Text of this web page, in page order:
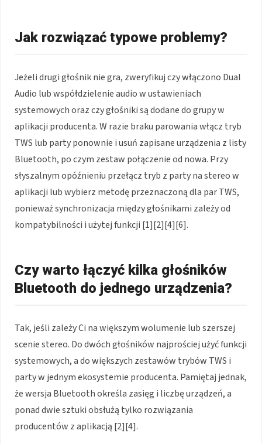
Jak rozwiązać typowe problemy?
Jeżeli drugi głośnik nie gra, zweryfikuj czy włączono Dual
Audio lub współdzielenie audio w ustawieniach
systemowych oraz czy głośniki są dodane do grupy w
aplikacji producenta. W razie braku parowania włącz tryb
TWS lub party ponownie i usuń zapisane urządzenia z listy
Bluetooth, po czym zestaw połączenie od nowa. Przy
słyszalnym opóźnieniu przełącz tryb z party na stereo w
aplikacji lub wybierz metodę przeznaczoną dla par TWS,
ponieważ synchronizacja między głośnikami zależy od
kompatybilności i użytej funkcji [1][2][4][6].
Czy warto łączyć kilka głośników
Bluetooth do jednego urządzenia?
Tak, jeśli zależy Ci na większym wolumenie lub szerszej
scenie stereo. Do dwóch głośników najprościej użyć funkcji
systemowych, a do większych zestawów trybów TWS i
party w jednym ekosystemie producenta. Pamiętaj jednak,
że wersja Bluetooth określa zasięg i liczbę urządzeń, a
ponad dwie sztuki obsłużą tylko rozwiązania
producentów z aplikacją [2][4].